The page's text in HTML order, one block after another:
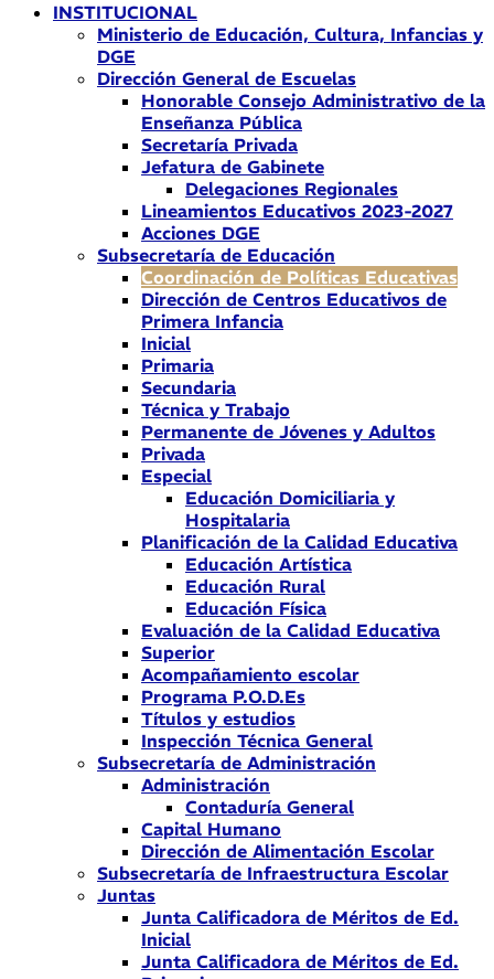
INSTITUCIONAL
Ministerio de Educación, Cultura, Infancias y
DGE
Dirección General de Escuelas
Honorable Consejo Administrativo de la
Enseñanza Pública
Secretaría Privada
Jefatura de Gabinete
Delegaciones Regionales
Lineamientos Educativos 2023-2027
Acciones DGE
Subsecretaría de Educación
Coordinación de Políticas Educativas
Dirección de Centros Educativos de
Primera Infancia
Inicial
Primaria
Secundaria
Técnica y Trabajo
Permanente de Jóvenes y Adultos
Privada
Especial
Educación Domiciliaria y
Hospitalaria
Planificación de la Calidad Educativa
Educación Artística
Educación Rural
Educación Física
Evaluación de la Calidad Educativa
Superior
Acompañamiento escolar
Programa P.O.D.Es
Títulos y estudios
Inspección Técnica General
Subsecretaría de Administración
Administración
Contaduría General
Capital Humano
Dirección de Alimentación Escolar
Subsecretaría de Infraestructura Escolar
Juntas
Junta Calificadora de Méritos de Ed.
Inicial
Junta Calificadora de Méritos de Ed.